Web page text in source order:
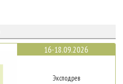
16-18.09.2026
Эксподрев